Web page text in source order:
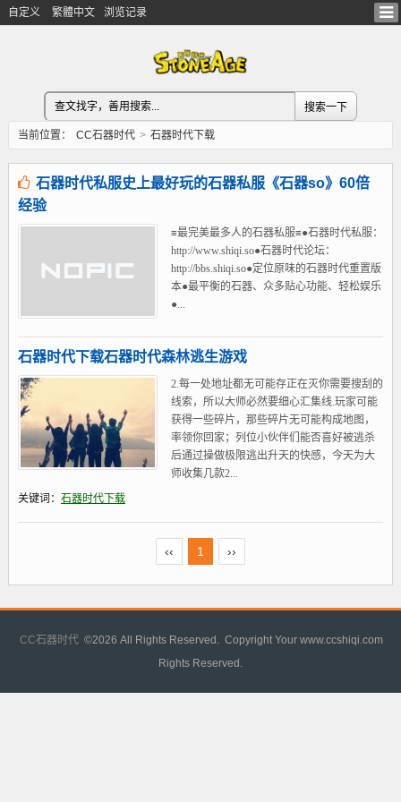
自定义 繁體中文 浏览记录
当前位置： CC石器时代 > 石器时代下载
石器时代私服史上最好玩的石器私服《石器so》60倍
经验
≡最完美最多人的石器私服≡●石器时代私服：
http://www.shiqi.so●石器时代论坛：
http://bbs.shiqi.so●定位原味的石器时代重置版
本●最平衡的石器、众多贴心功能、轻松娱乐
●...
石器时代下载石器时代森林逃生游戏
2.每一处地址都无可能存正在灭你需要搜刮的
线索，所以大师必然要细心汇集线.玩家可能
获得一些碎片，那些碎片无可能构成地图，
率领你回家；列位小伙伴们能否喜好被逃杀
后通过操做极限逃出升天的快感，今天为大
师收集几款2...
关键词： 石器时代下载
‹‹ 1 ››
CC石器时代 ©2026 All Rights Reserved. Copyright Your www.ccshiqi.com
Rights Reserved.